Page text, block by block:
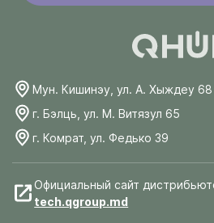
Мун. Кишинэу, ул. А. Хыждеу 68
г. Бэлць, ул. М. Витязул 65
г. Комрат, ул. Федько 39
Официальный сайт
tech.qgroup.md